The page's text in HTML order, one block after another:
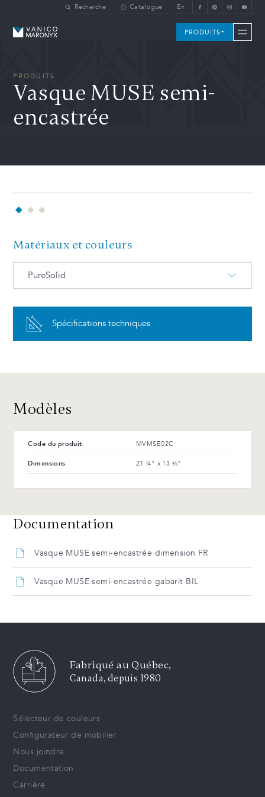
Skip to main contentRecherche Catalogue En
Vanico-Maronyx PRODUITS
PRODUITS
Vasque MUSE semi-
encastrée
Matériaux et couleurs
PureSolid
Spécifications techniques
Modèles
Code du produit MVMSE02C
Dimensions 21 ¼" x 13 ⅛"
Documentation
Vasque MUSE semi-encastrée dimension FR
Vasque MUSE semi-encastrée gabarit BIL
Fabriqué au Québec,
Canada, depuis 1980
Sélecteur de couleurs
Configurateur de mobilier
Nous joindre
Documentation
Carrière